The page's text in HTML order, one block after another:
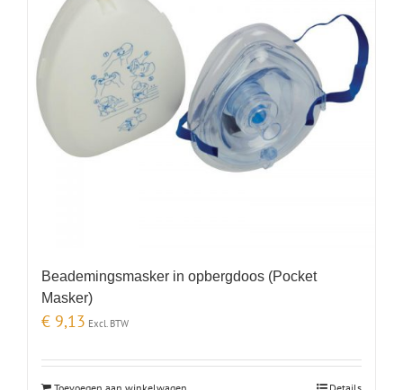
Beademingsmasker in opbergdoos (Pocket
Masker)
€ 9,13 Excl. BTW